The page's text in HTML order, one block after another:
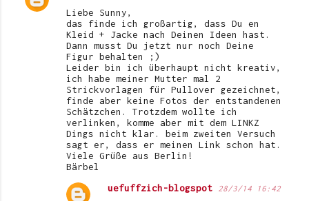
Liebe Sunny,
das finde ich großartig, dass Du en
Kleid + Jacke nach Deinen Ideen hast.
Dann musst Du jetzt nur noch Deine
Figur behalten ;)
Leider bin ich überhaupt nicht kreativ,
ich habe meiner Mutter mal 2
Strickvorlagen für Pullover gezeichnet,
finde aber keine Fotos der entstandenen
Schätzchen. Trotzdem wollte ich
verlinken, komme aber mit dem LINKZ
Dings nicht klar. beim zweiten Versuch
sagt er, dass er meinen Link schon hat.
Viele Grüße aus Berlin!
Bärbel
uefuffzich-blogspot 28/3/14 16:42